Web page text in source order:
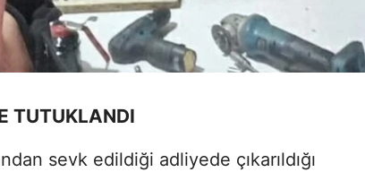
TUTUKLANDI
sevk edildiği adliyede çıkarıldığı